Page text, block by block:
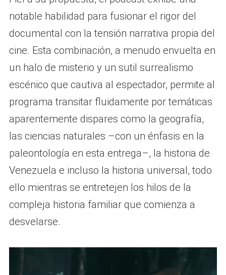
notable habilidad para fusionar el rigor del
documental con la tensión narrativa propia del
cine. Esta combinación, a menudo envuelta en
un halo de misterio y un sutil surrealismo
escénico que cautiva al espectador, permite al
programa transitar fluidamente por temáticas
aparentemente dispares como la geografía,
las ciencias naturales –con un énfasis en la
paleontología en esta entrega–, la historia de
Venezuela e incluso la historia universal, todo
ello mientras se entretejen los hilos de la
compleja historia familiar que comienza a
desvelarse.